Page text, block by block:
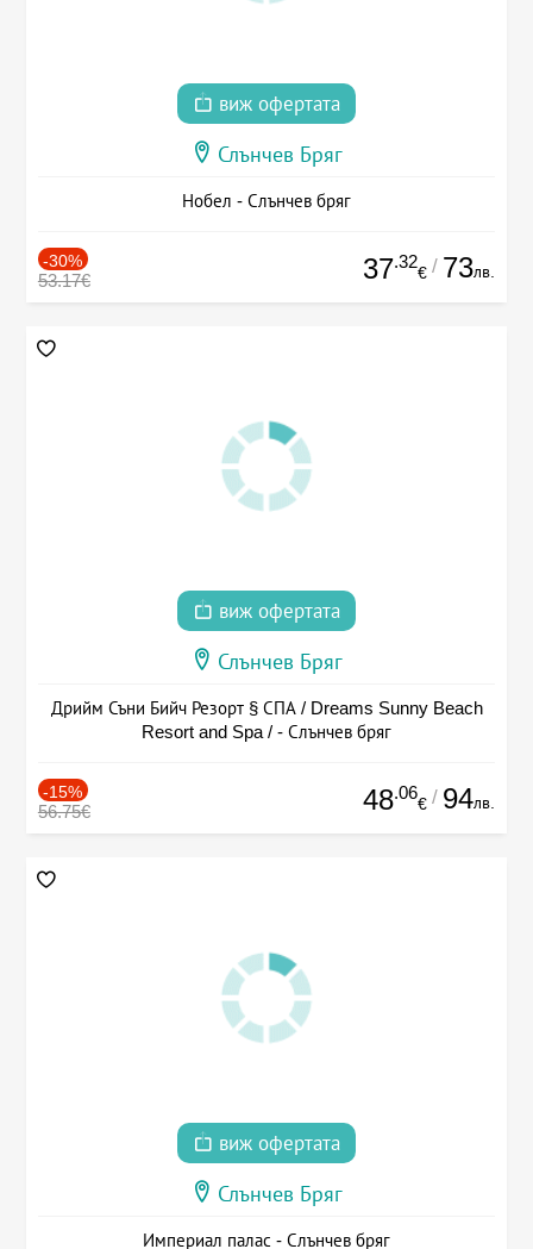
виж офертата
Слънчев Бряг
Нобел - Слънчев бряг
-30%
53.17€ 37.32
€ / 73лв.
виж офертата
Слънчев Бряг
Дрийм Съни Бийч Резорт § СПА / Dreams Sunny Beach
Resort and Spa / - Слънчев бряг
-15%
56.75€ 48.06
€ / 94лв.
виж офертата
Слънчев Бряг
Империал палас - Слънчев бряг